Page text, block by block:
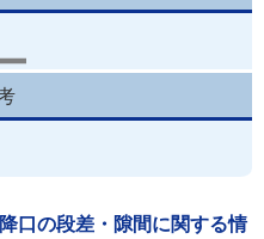
口の段差・隙間に関する情